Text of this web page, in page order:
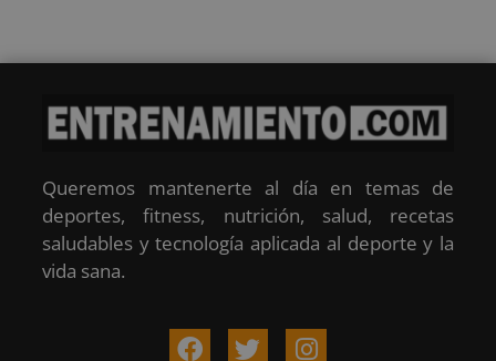
Queremos mantenerte al día en temas de
deportes, fitness, nutrición, salud, recetas
saludables y tecnología aplicada al deporte y la
vida sana.